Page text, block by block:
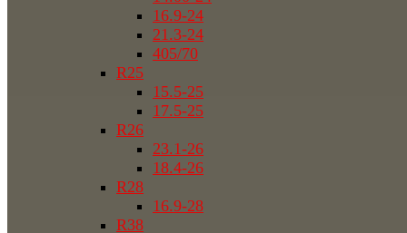
16.9-24
21.3-24
405/70
R25
15.5-25
17.5-25
R26
23.1-26
18.4-26
R28
16.9-28
R38